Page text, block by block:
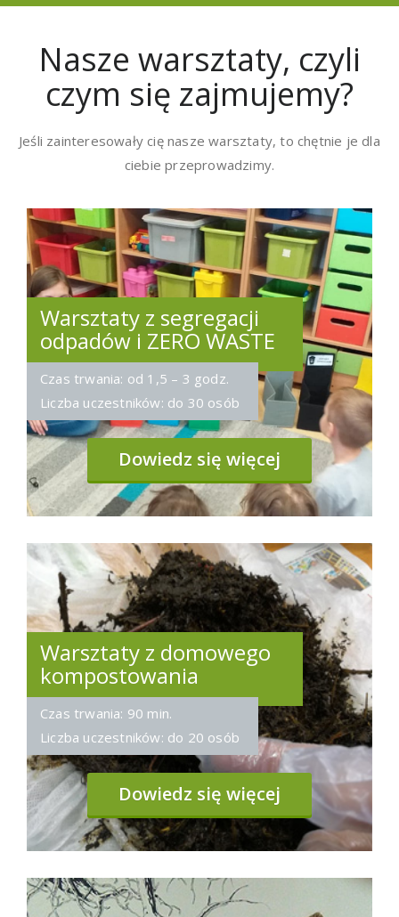
Nasze warsztaty, czyli
czym się zajmujemy?
Jeśli zainteresowały cię nasze warsztaty, to chętnie je dla
ciebie przeprowadzimy.
Warsztaty z segregacji
odpadów i ZERO WASTE
Czas trwania: od 1,5 – 3 godz.
Liczba uczestników: do 30 osób
Dowiedz się więcej
Warsztaty z domowego
kompostowania
Czas trwania: 90 min.
Liczba uczestników: do 20 osób
Dowiedz się więcej